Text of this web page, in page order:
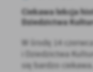
Ciekawa lekcja
Dziedzictwa
W środę 14
i Dziedzictwa
się bardzo ciekawa...